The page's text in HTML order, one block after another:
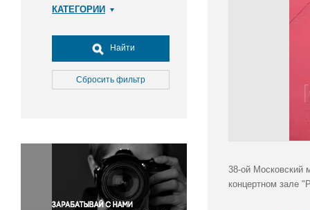
КАТЕГОРИИ
Досуг, туризм и отдых
Культура
Медицина
Окружающая среда
Политика
Правосудие
Происшествия и конфликты
Найти
Сбросить фильтр
38-ой Московский
концертном зале